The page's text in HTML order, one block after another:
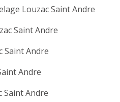
Louzac Saint Andre
Saint Andre
Saint Andre
Andre
Saint Andre